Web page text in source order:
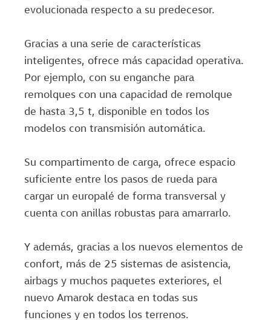
evolucionada respecto a su predecesor.
Gracias a una serie de características
inteligentes, ofrece más capacidad operativa.
Por ejemplo, con su enganche para
remolques con una capacidad de remolque
de hasta 3,5 t, disponible en todos los
modelos con transmisión automática.
Su compartimento de carga, ofrece espacio
suficiente entre los pasos de rueda para
cargar un europalé de forma transversal y
cuenta con anillas robustas para amarrarlo.
Y además, gracias a los nuevos elementos de
confort, más de 25 sistemas de asistencia,
airbags y muchos paquetes exteriores, el
nuevo Amarok destaca en todas sus
funciones y en todos los terrenos.